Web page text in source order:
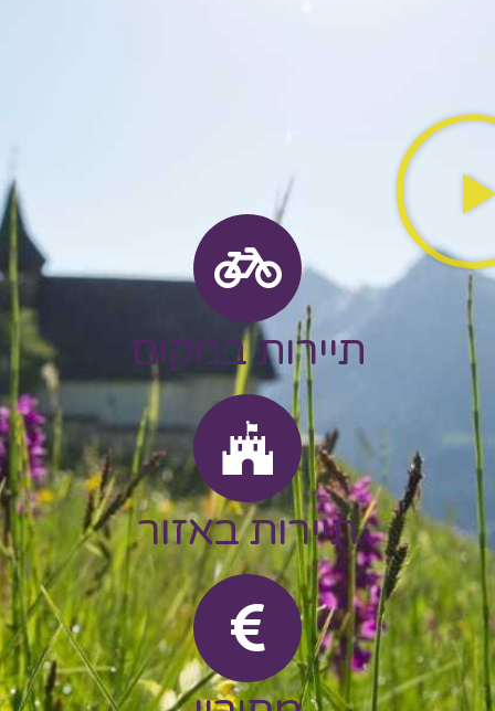
תיירות במקום
תיירות באזור
מחירון